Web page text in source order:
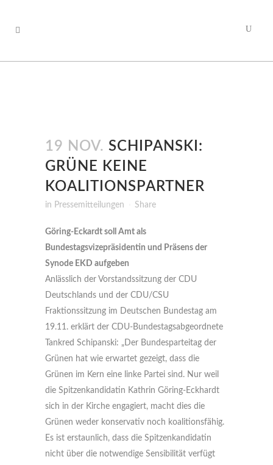
19 NOV. SCHIPANSKI:
GRÜNE KEINE
KOALITIONSPARTNER
in Pressemitteilungen Share
Göring-Eckardt soll Amt als
Bundestagsvizepräsidentin und Präsens der
Synode EKD aufgeben
Anlässlich der Vorstandssitzung der CDU
Deutschlands und der CDU/CSU
Fraktionssitzung im Deutschen Bundestag am
19.11. erklärt der CDU-Bundestagsabgeordnete
Tankred Schipanski: „Der Bundesparteitag der
Grünen hat wie erwartet gezeigt, dass die
Grünen im Kern eine linke Partei sind. Nur weil
die Spitzenkandidatin Kathrin Göring-Eckhardt
sich in der Kirche engagiert, macht dies die
Grünen weder konservativ noch koalitionsfähig.
Es ist erstaunlich, dass die Spitzenkandidatin
nicht über die notwendige Sensibilität verfügt